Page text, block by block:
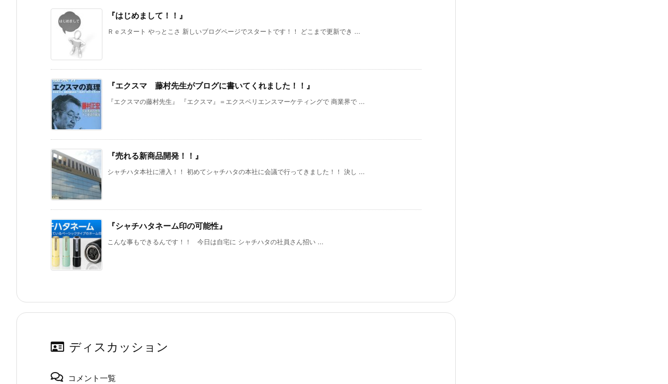
『はじめまして！！』
Ｒｅスタート やっとこさ 新しいブログページでスタートです！！ どこまで更新でき ...
『エクスマ 藤村先生がブログに書いてくれました！！』
『エクスマの藤村先生』 『エクスマ』＝エクスペリエンスマーケティングで 商業界で ...
『売れる新商品開発！！』
シャチハタ本社に潜入！！ 初めてシャチハタの本社に会議で行ってきました！！ 決し ...
『シャチハタネーム印の可能性』
こんな事もできるんです！！ 今日は自宅に シャチハタの社員さん招い ...
ディスカッション
コメント一覧